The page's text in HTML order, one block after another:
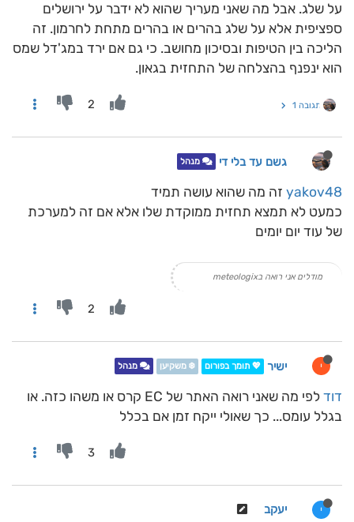
על שלג. אבל מה שאני מעריך שהוא לא ידבר על ירושלים
ספציפית אלא על שלג בהרים או בהרים מתחת לחרמון. זה
הליכה בין הטיפות ובסיכון מחושב. כי גם אם ירד במג'דל שמס
הוא ינפנף בהצלחה של התחזית בגאון.
תגובה 1 2
גשם עד בלי די מנהל
yakov48 זה מה שהוא עושה תמיד
כמעט לא תמצא תחזית ממוקדת שלו אלא אם זה למערכת
של עוד יום יומים
מודלים אני רואה בmeteologix
2
י ישיר 💖 תומך בפורום ❄️ משקיען מנהל
דוד
לפי מה שאני רואה האתר של EC קרס או משהו כזה. או
בגלל עומס... כך שאולי ייקח זמן אם בכלל
3
י יעקב